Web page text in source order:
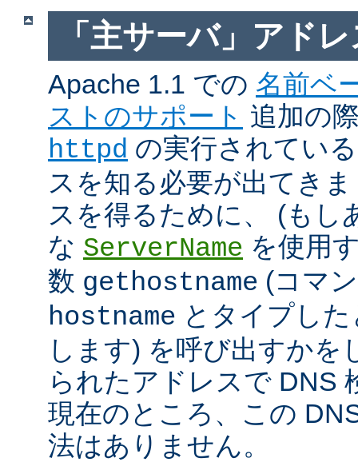
「主サーバ」アド
Apache 1.1 での 名前ベ
ストのサポート 追加の
httpd の実行されてい
スを知る必要が出てき
スを得るために、 (もし
な ServerName を使用
数 gethostname (コマ
hostname とタイプし
します) を呼び出すかを
られたアドレスで DNS
現在のところ、この
法はありません。